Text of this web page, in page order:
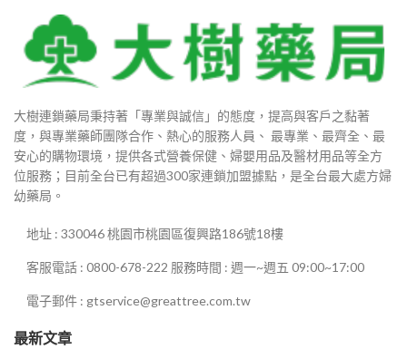
大樹連鎖藥局秉持著「專業與誠信」的態度，提高與客戶之黏著
度，與專業藥師團隊合作、熱心的服務人員、 最專業、最齊全、最
安心的購物環境，提供各式營養保健、婦嬰用品及醫材用品等全方
位服務；目前全台已有超過300家連鎖加盟據點，是全台最大處方婦
幼藥局。
地址 : 330046 桃園市桃園區復興路186號18樓
客服電話 : 0800-678-222 服務時間 : 週一~週五 09:00~17:00
電子郵件 : gtservice@greattree.com.tw
最新文章